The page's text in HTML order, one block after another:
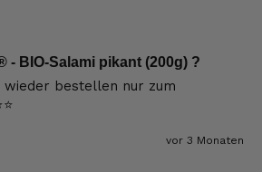
- BIO-Salami pikant (200g) ?
bestellen nur zum
vor 3 Monaten